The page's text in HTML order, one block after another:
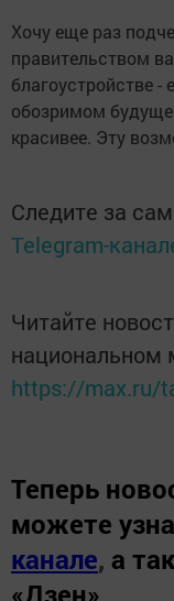
Хочу еще раз
правительством
благоустройстве
обозримом
красивее. Эту
Следите за
Telegram-
Читайте
национальном
https://max.ru/
Теперь
можете
канале, а